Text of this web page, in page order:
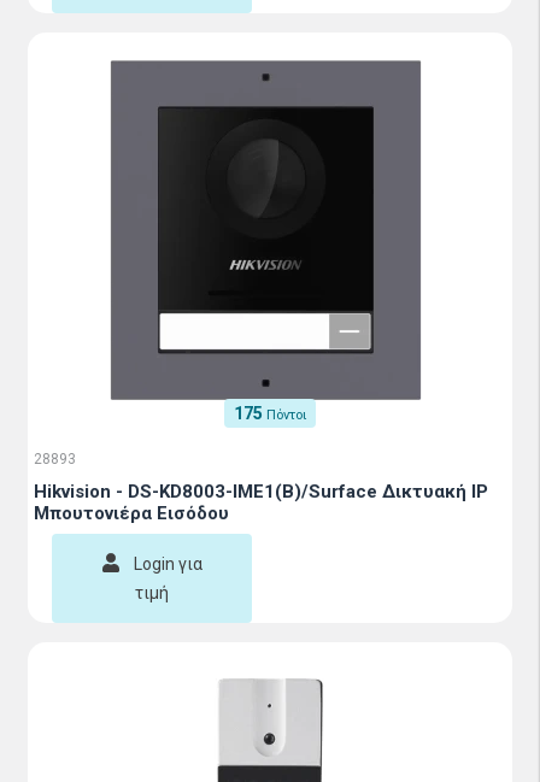
175 Πόντοι
28893
Hikvision - DS-KD8003-IME1(B)/Surface Δικτυακή IP
Μπουτονιέρα Εισόδου
Login για
τιμή